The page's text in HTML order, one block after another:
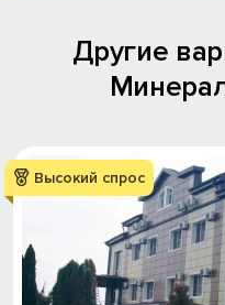
Другие
Высокий спрос